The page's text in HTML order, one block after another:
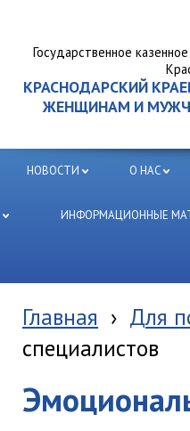
Государственное
КРАСНОДАРСКИЙ
ЖЕНЩИНАМ И
НОВОСТИ О НАС
ИНФОРМАЦИОННЫЕ
Главная › Для
специалистов